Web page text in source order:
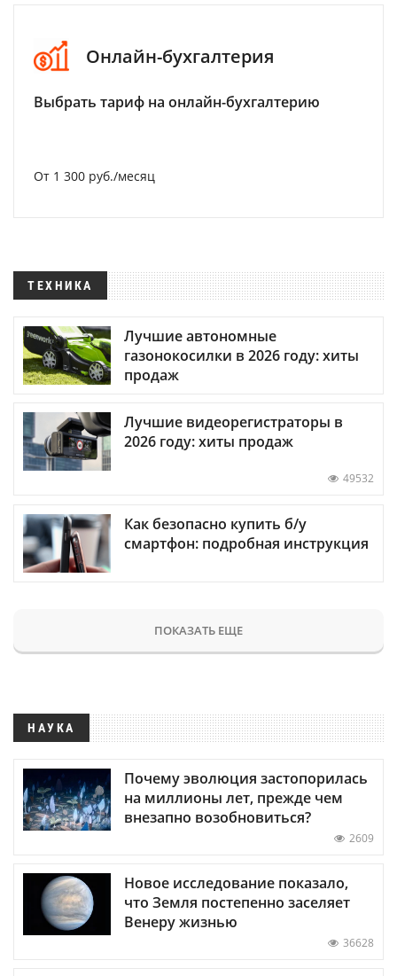
Онлайн-бухгалтерия
Выбрать тариф на онлайн-бухгалтерию
От 1 300 руб./месяц
ТЕХНИКА
Лучшие автономные
газонокосилки в 2026 году: хиты
продаж
Лучшие видеорегистраторы в
2026 году: хиты продаж
49532
Как безопасно купить б/у
смартфон: подробная инструкция
ПОКАЗАТЬ ЕЩЕ
НАУКА
Почему эволюция застопорилась
на миллионы лет, прежде чем
внезапно возобновиться?
2609
Новое исследование показало,
что Земля постепенно заселяет
Венеру жизнью
36628